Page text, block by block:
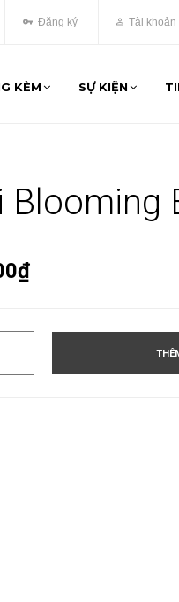
Đăng ký Tài khoản
KÈM SỰ KIỆN
Blooming